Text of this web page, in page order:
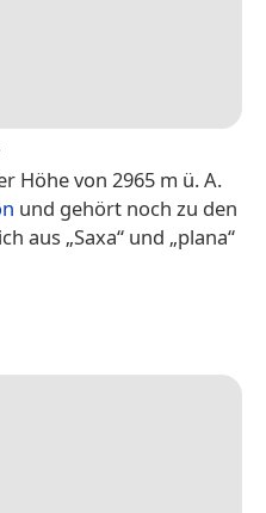
Höhe von 2965 m ü. A.
und gehört noch zu den
aus „Saxa“ und „plana“